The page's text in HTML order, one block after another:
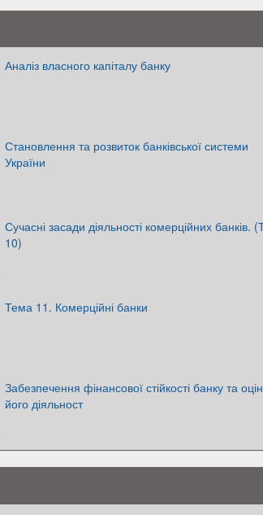
Аналіз власного капіталу банку
Становлення та розвиток банківської системи
України
Сучасні засади діяльності комерційних банків.
10)
Тема 11. Комерційні банки
Забезпечення фінансової стійкості банку та
його діяльност